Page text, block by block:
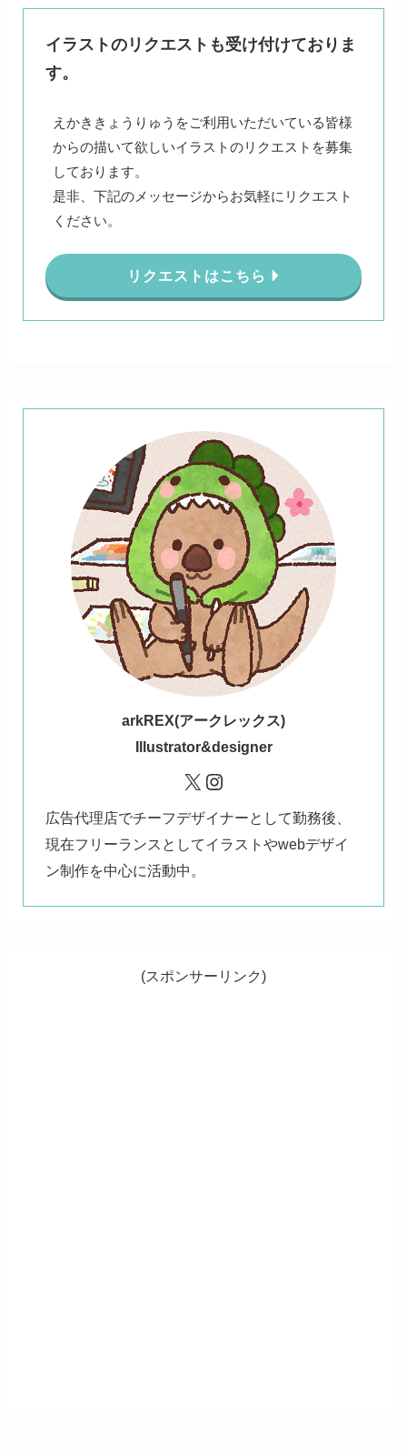
イラストのリクエストも受け付けておりま
す。
えかききょうりゅうをご利用いただいている皆様
からの描いて欲しいイラストのリクエストを募集
しております。
是非、下記のメッセージからお気軽にリクエスト
ください。
リクエストはこちら
arkREX(アークレックス)
Illustrator&designer
X Instagram
広告代理店でチーフデザイナーとして勤務後、
現在フリーランスとしてイラストやwebデザイ
ン制作を中心に活動中。
(スポンサーリンク)